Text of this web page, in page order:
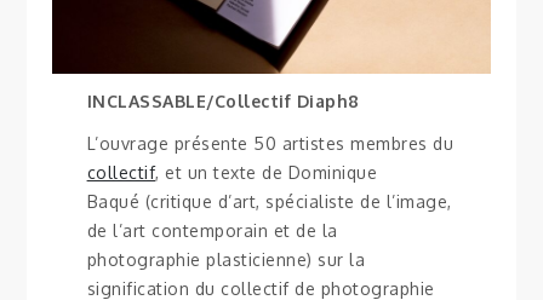
INCLASSABLE/Collectif Diaph8
L’ouvrage présente 50 artistes membres du
collectif, et un texte de Dominique
Baqué (critique d’art, spécialiste de l’image,
de l’art contemporain et de la
photographie plasticienne) sur la
signification du collectif de photographie